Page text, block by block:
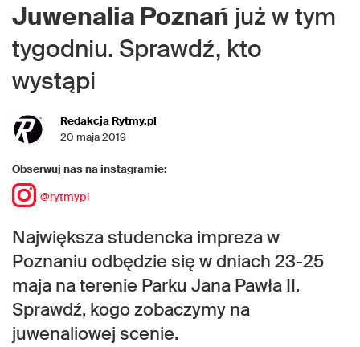
Juwenalia Poznań już w tym
tygodniu. Sprawdź, kto
wystąpi
Redakcja Rytmy.pl
20 maja 2019
Obserwuj nas na instagramie:
@rytmypl
Największa studencka impreza w
Poznaniu odbędzie się w dniach 23-25
maja na terenie Parku Jana Pawła II.
Sprawdź, kogo zobaczymy na
juwenaliowej scenie.